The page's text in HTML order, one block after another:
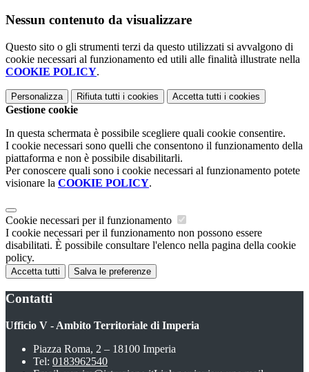
Nessun contenuto da visualizzare
Questo sito o gli strumenti terzi da questo utilizzati si avvalgono di
cookie necessari al funzionamento ed utili alle finalità illustrate nella
COOKIE POLICY.
Personalizza Rifiuta tutti i cookies Accetta tutti i cookies
Gestione cookie
In questa schermata è possibile scegliere quali cookie consentire.
I cookie necessari sono quelli che consentono il funzionamento della
piattaforma e non è possibile disabilitarli.
Per conoscere quali sono i cookie necessari al funzionamento potete
visionare la COOKIE POLICY.
Cookie necessari per il funzionamento
I cookie necessari per il funzionamento non possono essere
disabilitati. È possibile consultare l'elenco nella pagina della cookie
policy.
Accetta tutti Salva le preferenze
Contatti
Ufficio V - Ambito Territoriale di Imperia
Piazza Roma, 2 – 18100 Imperia
Tel: 0183962540